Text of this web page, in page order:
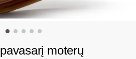
moterų